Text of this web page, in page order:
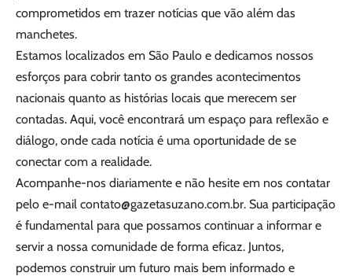
comprometidos em trazer notícias que vão além das
manchetes.
Estamos localizados em São Paulo e dedicamos nossos
esforços para cobrir tanto os grandes acontecimentos
nacionais quanto as histórias locais que merecem ser
contadas. Aqui, você encontrará um espaço para reflexão e
diálogo, onde cada notícia é uma oportunidade de se
conectar com a realidade.
Acompanhe-nos diariamente e não hesite em nos contatar
pelo e-mail contato@gazetasuzano.com.br. Sua participação
é fundamental para que possamos continuar a informar e
servir a nossa comunidade de forma eficaz. Juntos,
podemos construir um futuro mais bem informado e